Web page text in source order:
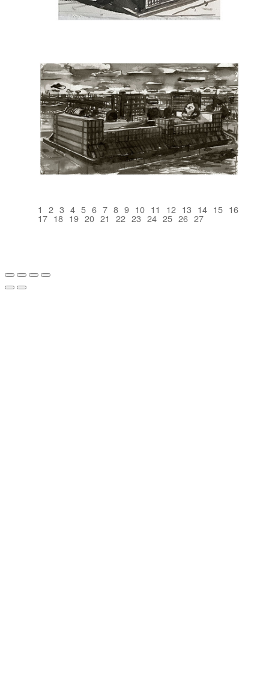
1 2 3 4 5 6 7 8 9 10 11 12 13 14 15 16
17 18 19 20 21 22 23 24 25 26 27